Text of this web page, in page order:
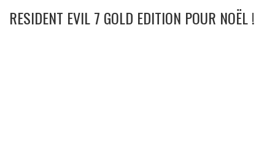
RESIDENT EVIL 7 GOLD EDITION POUR NOËL !